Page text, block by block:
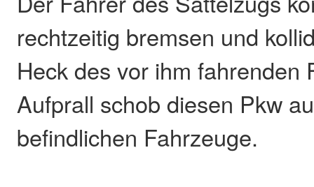
rechtzeitig bremsen und
Heck des vor ihm fahrenden
Aufprall schob diesen Pkw
befindlichen Fahrzeuge.